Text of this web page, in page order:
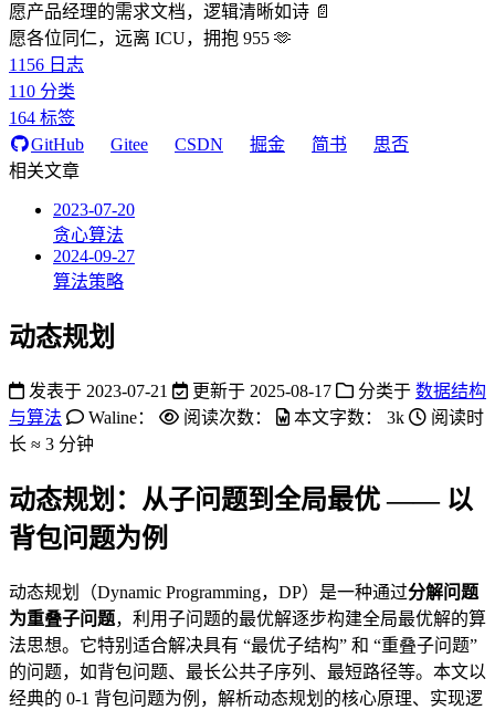
愿产品经理的需求文档，逻辑清晰如诗 📄
愿各位同仁，远离 ICU，拥抱 955 🫶
1156 日志
110 分类
164 标签
GitHub
Gitee CSDN 掘金 简书
思否
相关文章
2023-07-20
贪心算法
2024-09-27
算法策略
动态规划
发表于 2023-07-21 更新于 2025-08-17 分类于 数据结构
与算法
Waline： 阅读次数： 本文字数： 3k
阅读时
长 ≈ 3 分钟
动态规划：从子问题到全局最优 —— 以
背包问题为例
动态规划（Dynamic Programming，DP）是一种通过分解问题
为重叠子问题，利用子问题的最优解逐步构建全局最优解的算
法思想。它特别适合解决具有 “最优子结构” 和 “重叠子问题”
的问题，如背包问题、最长公共子序列、最短路径等。本文以
经典的 0-1 背包问题为例，解析动态规划的核心原理、实现逻